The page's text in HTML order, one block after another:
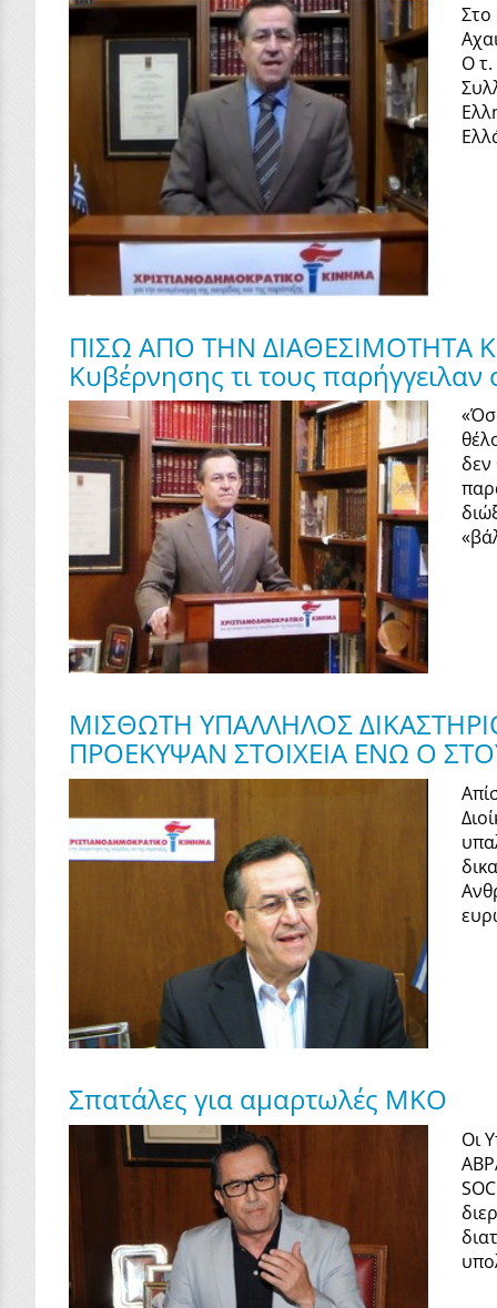
Στο
Ο
ΠΙΣΩ ΑΠΟ ΤΗΝ ΔΙΑΘΕΣΙΜΟΤΗΤΑ
Κυβέρνησης τι τους παρήγγειλαν
ΜΙΣΘΩΤΗ ΥΠΑΛΛΗΛΟΣ
ΠΡΟΕΚΥΨΑΝ ΣΤΟΙΧΕΙΑ ΕΝΩ Ο
Σπατάλες για αμαρτωλές ΜΚΟ
Οι